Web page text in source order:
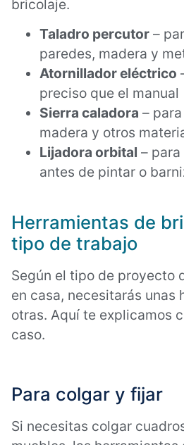
bricolaje.
Taladro percutor –
paredes, madera y
Atornillador eléctrico
preciso que el manual
Sierra caladora –
madera y otros
Lijadora orbital –
antes de pintar o
Herramientas de
tipo de trabajo
Según el tipo de proyecto
en casa, necesitarás unas
otras. Aquí te explicamos
caso.
Para colgar y fijar
Si necesitas colgar